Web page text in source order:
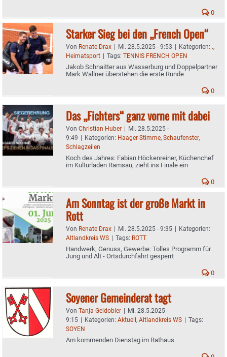
0
Starker Sieg bei den „French Open“
Von Renate Drax | Mi. 28.5.2025 - 9:53 | Kategorien: .,
Heimatsport | Tags: TENNIS FRENCH OPEN
Jakob Schnaitter aus Wasserburg und Doppelpartner
Mark Wallner überstehen die erste Runde
0
Das „Fichters“ ganz vorne mit dabei
Von Christian Huber | Mi. 28.5.2025 -
9:49 | Kategorien: Haager-Stimme, Schaufenster,
Schlagzeilen
Koch des Jahres: Fabian Höckenreiner, Küchenchef
im Kulturladen Ramsau, zieht ins Finale ein
0
Am Sonntag ist der große Markt in
Rott
Von Renate Drax | Mi. 28.5.2025 - 9:35 | Kategorien:
Altlandkreis WS | Tags: ROTT
Handwerk, Genuss, Gewerbe: Tolles Programm für
Jung und Alt - Ortsdurchfahrt gesperrt
0
Soyener Gemeinderat tagt
Von Tanja Geidobler | Mi. 28.5.2025 -
9:15 | Kategorien: Aktuell, Altlandkreis WS | Tags:
SOYEN
Am kommenden Dienstag im Rathaus